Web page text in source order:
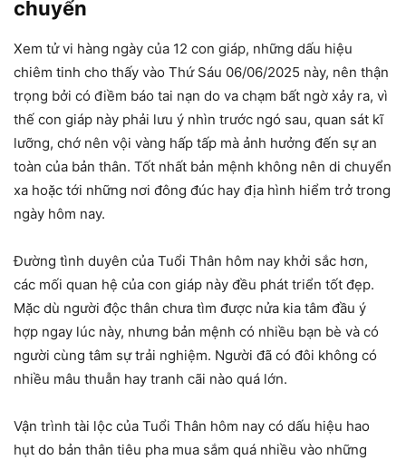
chuyển
Xem tử vi hàng ngày của 12 con giáp, những dấu hiệu
chiêm tinh cho thấy vào Thứ Sáu 06/06/2025 này, nên thận
trọng bởi có điềm báo tai nạn do va chạm bất ngờ xảy ra, vì
thế con giáp này phải lưu ý nhìn trước ngó sau, quan sát kĩ
lưỡng, chớ nên vội vàng hấp tấp mà ảnh hưởng đến sự an
toàn của bản thân. Tốt nhất bản mệnh không nên di chuyển
xa hoặc tới những nơi đông đúc hay địa hình hiểm trở trong
ngày hôm nay.
Đường tình duyên của Tuổi Thân hôm nay khởi sắc hơn,
các mối quan hệ của con giáp này đều phát triển tốt đẹp.
Mặc dù người độc thân chưa tìm được nửa kia tâm đầu ý
hợp ngay lúc này, nhưng bản mệnh có nhiều bạn bè và có
người cùng tâm sự trải nghiệm. Người đã có đôi không có
nhiều mâu thuẫn hay tranh cãi nào quá lớn.
Vận trình tài lộc của Tuổi Thân hôm nay có dấu hiệu hao
hụt do bản thân tiêu pha mua sắm quá nhiều vào những